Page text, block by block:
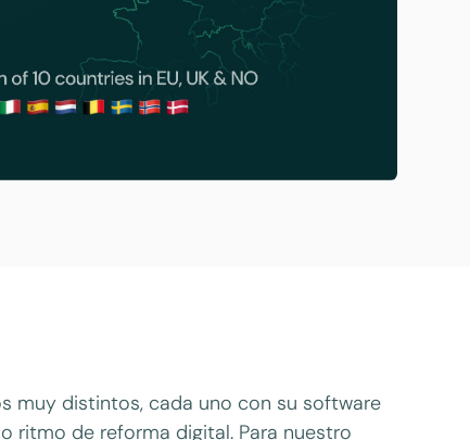
muy distintos, cada uno con su software
ritmo de reforma digital. Para nuestro